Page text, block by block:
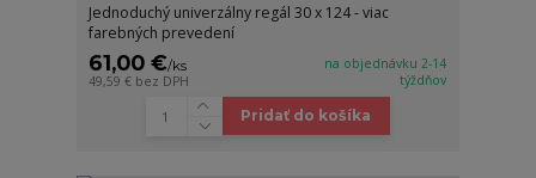
Jednoduchý univerzálny regál 30 x 124 - viac
farebných prevedení
61,00 €/ks
49,59 € bez DPH
na objednávku 2-14
týždňov
Pridať do košíka